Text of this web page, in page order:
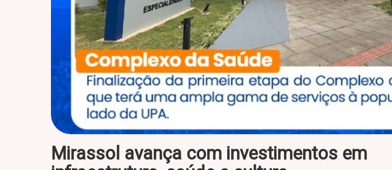
Mirassol avança com investimentos em